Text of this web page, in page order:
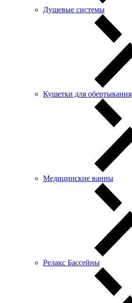
Душевые системы
Кушетки для обертывания
Медицинские ванны
Релакс Бассейны